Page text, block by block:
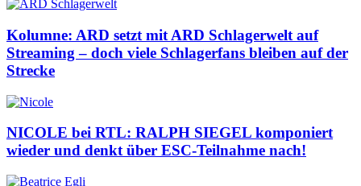
Kolumne: ARD setzt mit ARD Schlagerwelt auf
Streaming – doch viele Schlagerfans bleiben auf der
Strecke
NICOLE bei RTL: RALPH SIEGEL komponiert
wieder und denkt über ESC-Teilnahme nach!